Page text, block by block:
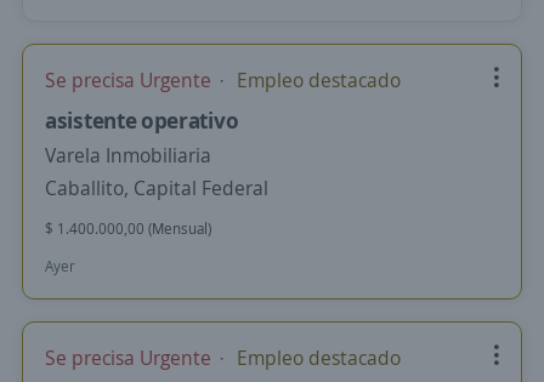
Se precisa Urgente Empleo destacado
asistente operativo
Varela Inmobiliaria
Caballito, Capital Federal
$ 1.400.000,00 (Mensual)
Ayer
Se precisa Urgente Empleo destacado